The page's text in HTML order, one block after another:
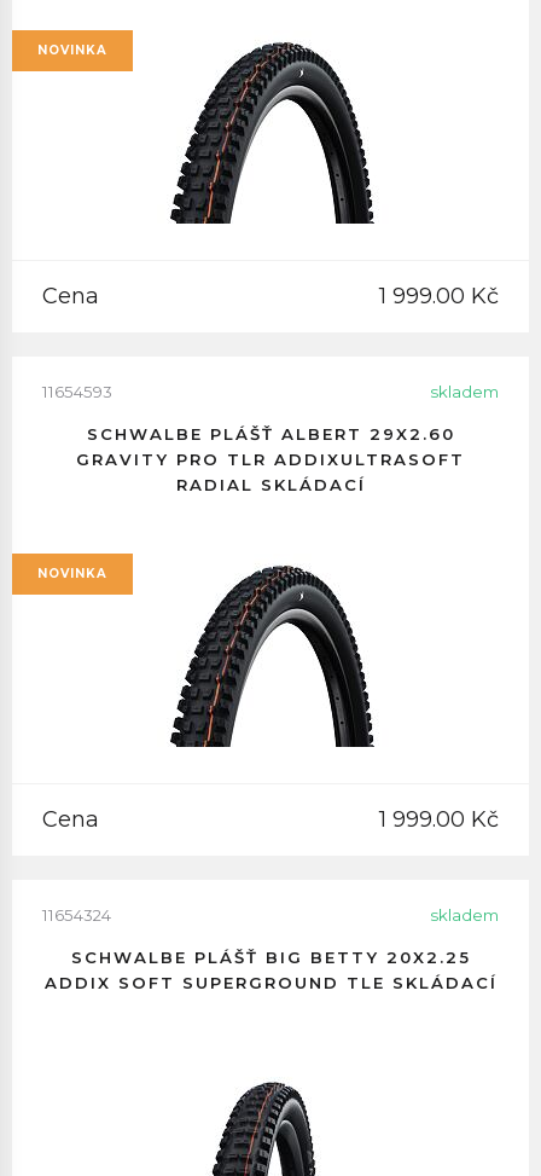
NOVINKA
Cena 1 999.00 Kč
11654593 skladem
SCHWALBE PLÁŠŤ ALBERT 29X2.60
GRAVITY PRO TLR ADDIXULTRASOFT
RADIAL SKLÁDACÍ
NOVINKA
Cena 1 999.00 Kč
11654324 skladem
SCHWALBE PLÁŠŤ BIG BETTY 20X2.25
ADDIX SOFT SUPERGROUND TLE SKLÁDACÍ